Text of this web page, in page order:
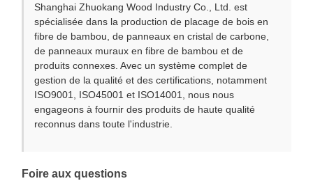
Shanghai Zhuokang Wood Industry Co., Ltd. est
spécialisée dans la production de placage de bois en
fibre de bambou, de panneaux en cristal de carbone,
de panneaux muraux en fibre de bambou et de
produits connexes. Avec un système complet de
gestion de la qualité et des certifications, notamment
ISO9001, ISO45001 et ISO14001, nous nous
engageons à fournir des produits de haute qualité
reconnus dans toute l'industrie.
Foire aux questions